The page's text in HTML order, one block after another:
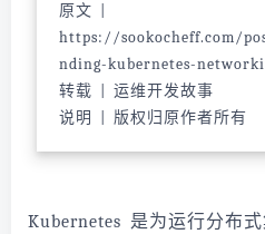
原文 |
https://sookocheff.com/
nding-kubernetes-
转载 | 运维开发故事
说明 | 版权归原作者所有
Kubernetes 是为运行分布